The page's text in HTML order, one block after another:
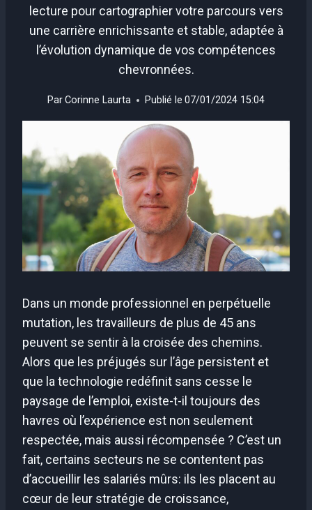
lecture pour cartographier votre parcours vers
une carrière enrichissante et stable, adaptée à
l’évolution dynamique de vos compétences
chevronnées.
ParCorinne Laurta Publié le 07/01/2024 15:04
Dans un monde professionnel en perpétuelle
mutation, les travailleurs de plus de 45 ans
peuvent se sentir à la croisée des chemins.
Alors que les préjugés sur l’âge persistent et
que la technologie redéfinit sans cesse le
paysage de l’emploi, existe-t-il toujours des
havres où l’expérience est non seulement
respectée, mais aussi récompensée ? C’est un
fait, certains secteurs ne se contentent pas
d’accueillir les salariés mûrs: ils les placent au
cœur de leur stratégie de croissance,